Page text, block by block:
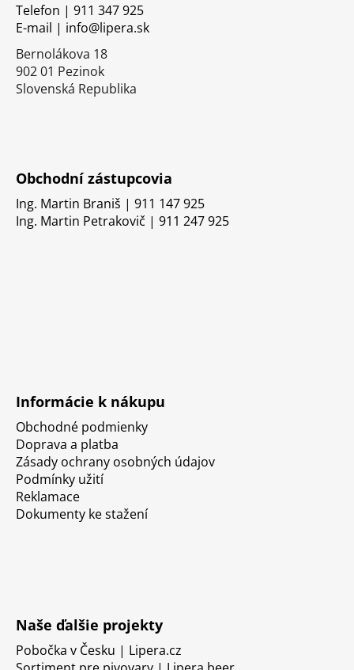
Telefon | 911 347 925
E-mail | info@lipera.sk
Bernolákova 18
902 01 Pezinok
Slovenská Republika
Obchodní zástupcovia
Ing. Martin Braniš | 911 147 925
Ing. Martin Petrakovič | 911 247 925
Informácie k nákupu
Obchodné podmienky
Doprava a platba
Zásady ochrany osobných údajov
Podmínky užití
Reklamace
Dokumenty ke stažení
Naše ďalšie projekty
Pobočka v Česku | Lipera.cz